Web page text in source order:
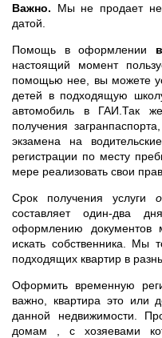
Важно. Мы не продает
датой.
Помощь в оформлении
настоящий момент
помощью нее, вы можете
детей в подходящую
автомобиль в ГАИ.Так
получения
экзамена на
регистрации по месту
мере реализовать свои
Срок получения услуги
составляет один-два
оформлению
искать собственника. Мы
подходящих квартир в
Оформить временную
важно, квартира это или
данной недвижимости.
домам , с хозяевами